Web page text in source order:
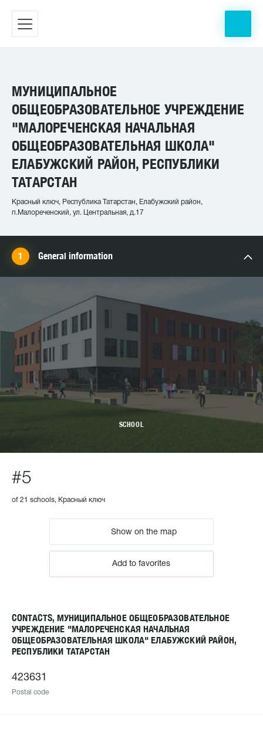
МУНИЦИПАЛЬНОЕ
ОБЩЕОБРАЗОВАТЕЛЬНОЕ УЧРЕЖДЕНИЕ
"МАЛОРЕЧЕНСКАЯ НАЧАЛЬНАЯ
ОБЩЕОБРАЗОВАТЕЛЬНАЯ ШКОЛА"
ЕЛАБУЖСКИЙ РАЙОН, РЕСПУБЛИКИ
ТАТАРСТАН
Красный ключ, Республика Татарстан, Елабужский район,
п.Малореченский, ул. Центральная, д.17
General information
SCHOOL
#5
of 21 schools, Красный ключ
Show on the map
Add to favorites
CONTACTS, МУНИЦИПАЛЬНОЕ ОБЩЕОБРАЗОВАТЕЛЬНОЕ
УЧРЕЖДЕНИЕ "МАЛОРЕЧЕНСКАЯ НАЧАЛЬНАЯ
ОБЩЕОБРАЗОВАТЕЛЬНАЯ ШКОЛА" ЕЛАБУЖСКИЙ РАЙОН,
РЕСПУБЛИКИ ТАТАРСТАН
423631
Postal code